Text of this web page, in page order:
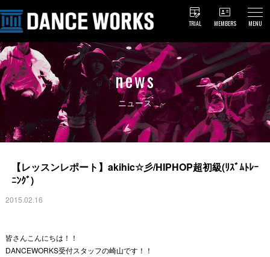
TRIAL MEMBERS MENU
news
ニュース
【レッスンレポート】akihic☆彡/HIPHOP超初級(ﾘｽﾞﾑﾄﾚｰ
ﾆﾝｸﾞ)
2015.02.16
皆さんこんにちは！！
DANCEWORKS受付スタッフの崎山です！！